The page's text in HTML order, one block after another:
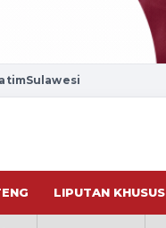
Sulawesi
LIPUTAN KHUSUS